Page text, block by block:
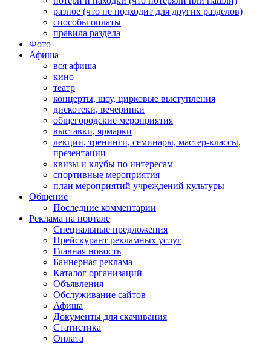
разное (что не подходит для других разделов)
способы оплаты
правила раздела
Фото
Афиша
вся афиша
кино
театр
концерты, шоу, цирковые выступления
дискотеки, вечеринки
общегородские мероприятия
выставки, ярмарки
лекции, тренинги, семинары, мастер-классы,
презентации
квизы и клубы по интересам
спортивные мероприятия
план мероприятий учреждений культуры
Общение
Последние комментарии
Реклама на портале
Специальные предложения
Прейскурант рекламных услуг
Главная новость
Баннерная реклама
Каталог организаций
Объявления
Обслуживание сайтов
Афиша
Документы для скачивания
Статистика
Оплата